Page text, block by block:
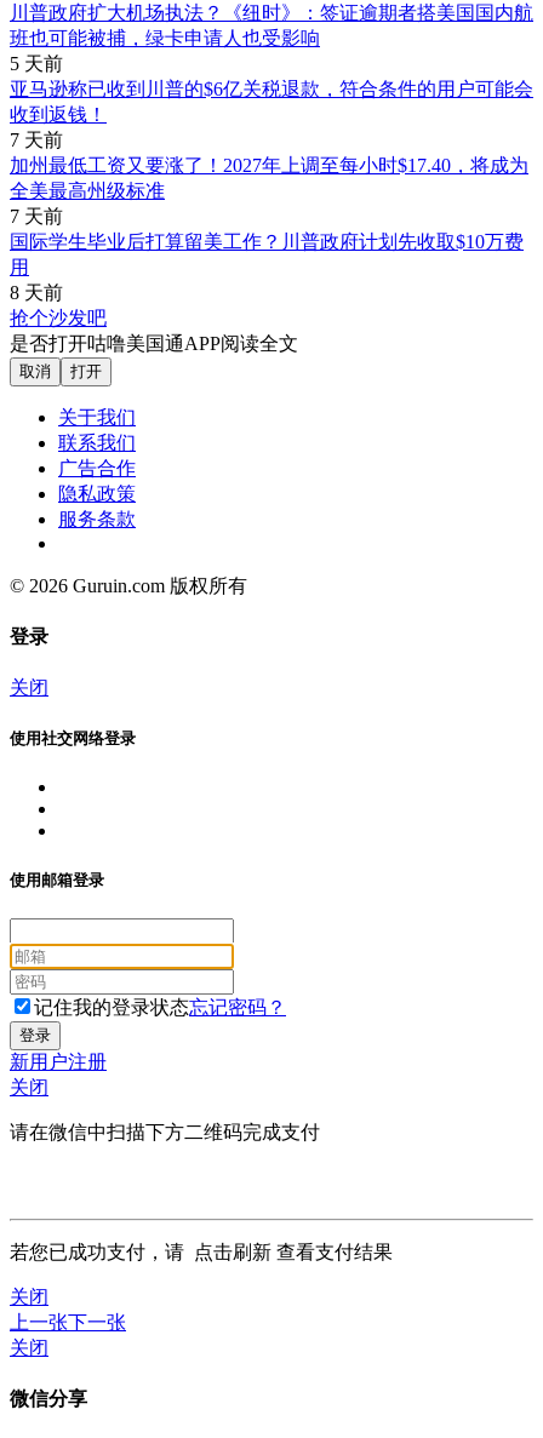
川普政府扩大机场执法？《纽时》：签证逾期者搭美国国内航
班也可能被捕，绿卡申请人也受影响
5 天前
亚马逊称已收到川普的$6亿关税退款，符合条件的用户可能会
收到返钱！
7 天前
加州最低工资又要涨了！2027年上调至每小时$17.40，将成为
全美最高州级标准
7 天前
国际学生毕业后打算留美工作？川普政府计划先收取$10万费
用
8 天前
抢个沙发吧
是否打开咕噜美国通APP阅读全文
取消 打开
关于我们
联系我们
广告合作
隐私政策
服务条款
© 2026 Guruin.com 版权所有
登录
关闭
使用社交网络登录
使用邮箱登录
记住我的登录状态忘记密码？
新用户注册
关闭
请在微信中扫描下方二维码完成支付
若您已成功支付，请 点击刷新 查看支付结果
关闭
上一张下一张
关闭
微信分享